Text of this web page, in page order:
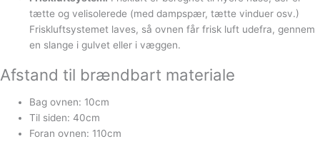
tætte og velisolerede (med dampspær, tætte vinduer osv.)
Friskluftsystemet laves, så ovnen får frisk luft udefra, gennem
en slange i gulvet eller i væggen.
Afstand til brændbart materiale
Bag ovnen: 10cm
Til siden: 40cm
Foran ovnen: 110cm